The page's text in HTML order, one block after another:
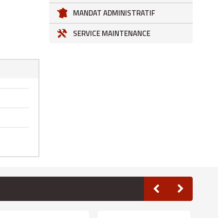
MANDAT ADMINISTRATIF
SERVICE MAINTENANCE